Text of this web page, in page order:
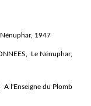
Nénuphar, 1947
Le Nénuphar,
A l'Enseigne du Plomb